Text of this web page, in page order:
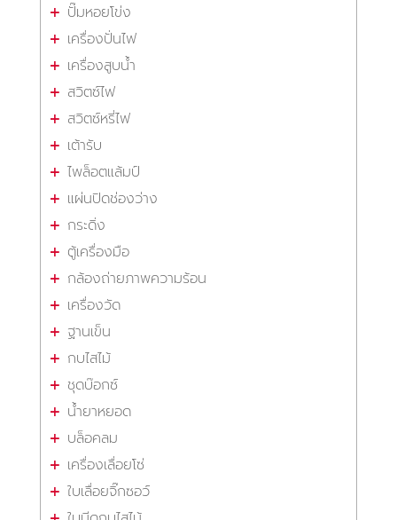
ปั๊มหอยโข่ง
เครื่องปั่นไฟ
เครื่องสูบน้ำ
สวิตซ์ไฟ
สวิตซ์หรี่ไฟ
เต้ารับ
ไพล็อตแล้มป์
แผ่นปิดช่องว่าง
กระดิ่ง
ตู้เครื่องมือ
กล้องถ่ายภาพความร้อน
เครื่องวัด
ฐานเข็น
กบไสไม้
ชุดบ๊อกซ์
น้ำยาหยอด
บล็อคลม
เครื่องเลื่อยโซ่
ใบเลื่อยจิ๊กซอว์